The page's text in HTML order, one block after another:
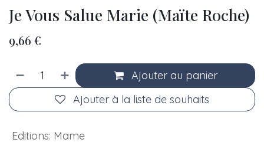
Je Vous Salue Marie (Maïte Roche)
9,66 €
Ajouter au panier
Ajouter à la liste de souhaits
Editions: Mame